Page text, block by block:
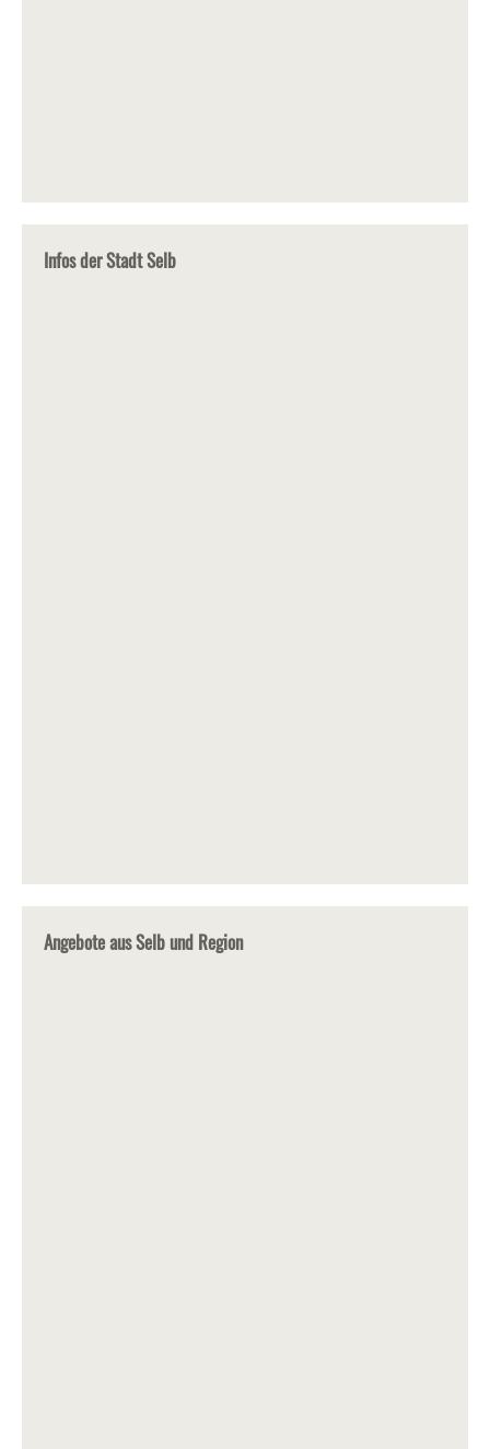
Infos der Stadt Selb
Angebote aus Selb und Region